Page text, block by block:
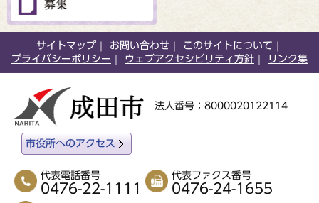
サイトマップ お問い合わせ
このサイトについて
プライバシーポリシー
ウェブアクセシビリティ方針 リンク集
法人番号：8000020122114
市役所へのアクセス
代表電話番号
0476-22-1111
代表ファクス番号
0476-24-1655